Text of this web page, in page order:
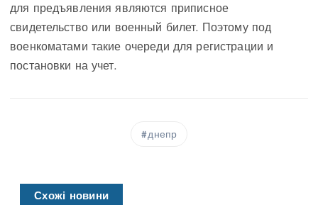
для предъявления являются приписное
свидетельство или военный билет. Поэтому под
военкоматами такие очереди для регистрации и
постановки на учет.
днепр
Схожі новини